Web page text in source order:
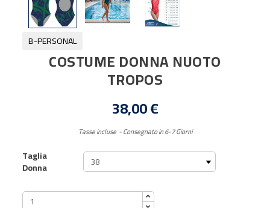
B-PERSONAL
COSTUME DONNA NUOTO
TROPOS
38,00 €
Tasse incluse Consegnato in 6-7 Giorni
Taglia
Donna